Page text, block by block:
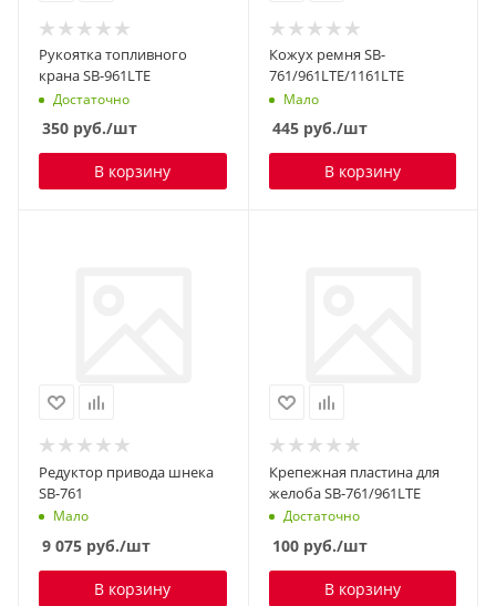
Рукоятка топливного
крана SB-961LTE
Достаточно
350 руб./шт
В корзину
Кожух ремня SB-
761/961LTE/1161LTE
Мало
445руб./шт
В корзину
Редуктор привода шнека
SB-761
Мало
9 075 руб./шт
В корзину
Крепежная пластина для
желоба SB-761/961LTE
Достаточно
100руб./шт
В корзину